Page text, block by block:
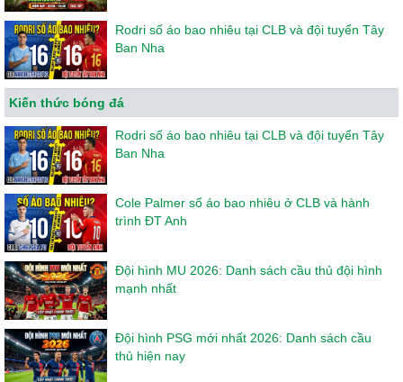
Rodri số áo bao nhiêu tại CLB và đội tuyển Tây
Ban Nha
Kiến thức bóng đá
Rodri số áo bao nhiêu tại CLB và đội tuyển Tây
Ban Nha
Cole Palmer số áo bao nhiêu ở CLB và hành
trình ĐT Anh
Đội hình MU 2026: Danh sách cầu thủ đội hình
mạnh nhất
Đội hình PSG mới nhất 2026: Danh sách cầu
thủ hiện nay